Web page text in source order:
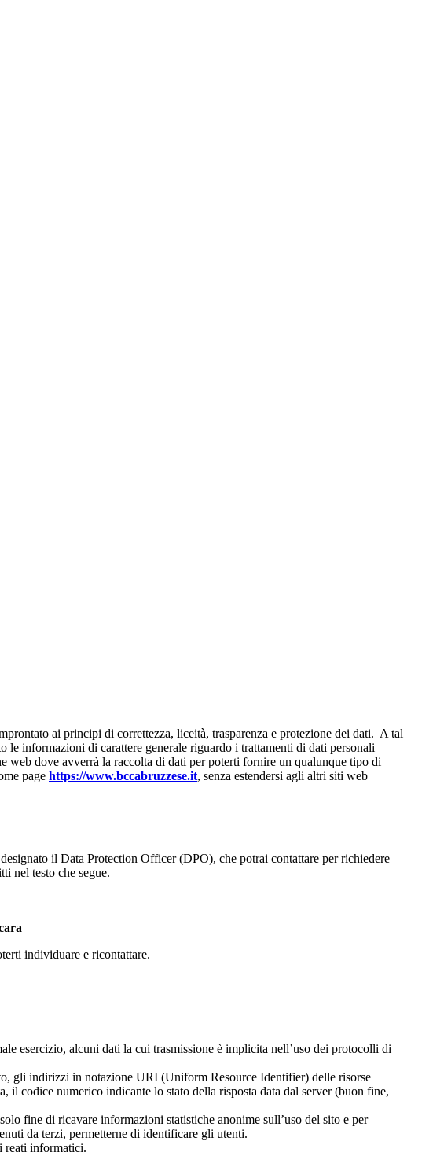
ai principi di correttezza, liceità, trasparenza e protezione dei dati. A tal
informazioni di carattere generale riguardo i trattamenti di dati personali
web dove avverrà la raccolta di dati per poterti fornire un qualunque tipo di
page https://www.bccabruzzese.it, senza estendersi agli altri siti web
il Data Protection Officer (DPO), che potrai contattare per richiedere
nel testo che segue.
individuare e ricontattare.
esercizio, alcuni dati la cui trasmissione è implicita nell’uso dei protocolli di
gli indirizzi in notazione URI (Uniform Resource Identifier) delle risorse
il codice numerico indicante lo stato della risposta data dal server (buon fine,
fine di ricavare informazioni statistiche anonime sull’uso del sito e per
da terzi, permetterne di identificare gli utenti.
reati informatici.